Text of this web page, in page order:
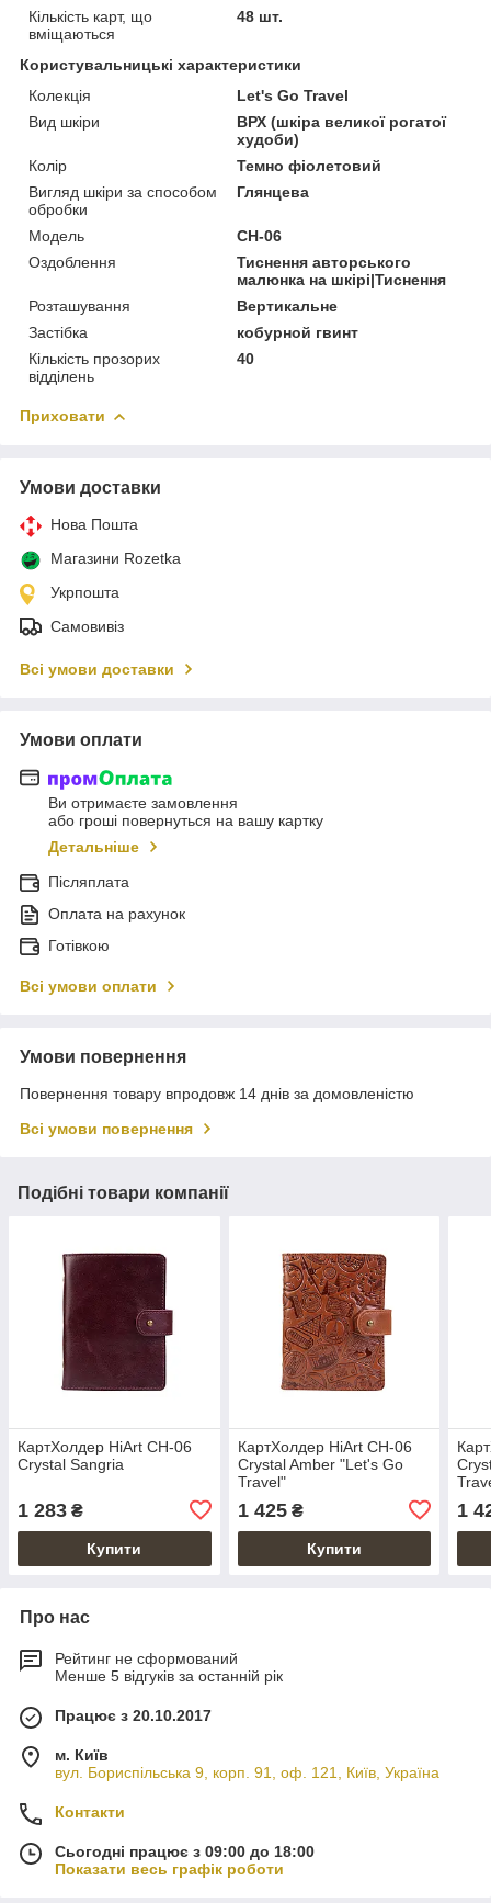
Кількість карт, що
вміщаються
48 шт.
Користувальницькі характеристики
Колекція
Let's Go Travel
Вид шкіри
ВРХ (шкіра великої рогатої
худоби)
Колір
Темно фіолетовий
Вигляд шкіри за способом
обробки
Глянцева
Модель
CH-06
Оздоблення
Тиснення авторського
малюнка на шкірі|Тиснення
Розташування
Вертикальне
Застібка
кобурной гвинт
Кількість прозорих
відділень
40
Приховати
Умови доставки
Нова Пошта
Магазини Rozetka
Укрпошта
Самовивіз
Всі умови доставки
Умови оплати
Ви отримаєте замовлення
або гроші повернуться на вашу картку
Детальніше
Післяплата
Оплата на рахунок
Готівкою
Всі умови оплати
Умови повернення
Повернення товару впродовж 14 днів за домовленістю
Всі умови повернення
Подібні товари компанії
КартХолдер HiArt CH-06
Crystal Sangria
1 283 ₴
Купити
КартХолдер HiArt CH-06
Crystal Amber "Let's Go
Travel"
1 425₴
Купити
1
Про нас
Рейтинг не сформований
Менше 5 відгуків за останній рік
Працює з 20.10.2017
м. Київ
вул. Бориспільська 9, корп. 91, оф. 121, Київ, Україна
Контакти
Сьогодні працює з 09:00 до 18:00
Показати весь графік роботи